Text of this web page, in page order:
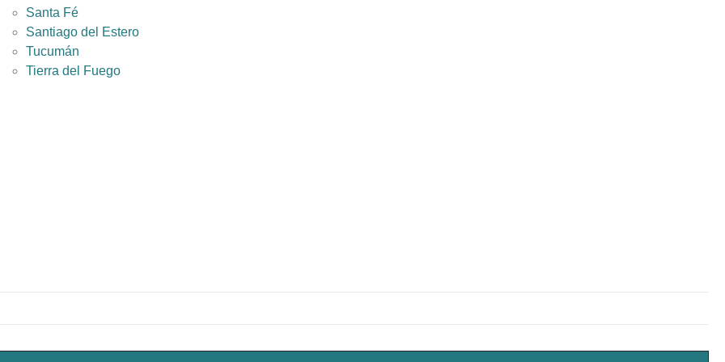
Santa Fé
Santiago del Estero
Tucumán
Tierra del Fuego